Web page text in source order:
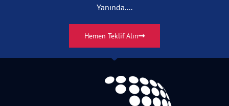
Yanında....
Hemen Teklif Alın